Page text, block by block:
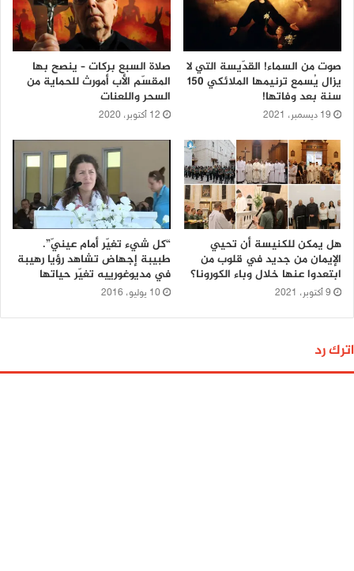
صوت من السماء! القدّيسة التي لا
يزال يُسمع ترنيمها الملائكي 150
سنة بعد وفاتها!
19 ديسمبر، 2021
صلاة السبع بركات – ينصح بها
المقسّم الأب أمورث للحماية من
السحر واللعنات
12 أكتوبر، 2020
هل يمكن للكنيسة أن تحيي
الإيمان من جديد في قلوب من
ابتعدوا عنها خلال وباء الكورونا؟
9 أكتوبر، 2021
“كل شيء تغيّر أمام عينيّ”.
طبيبة إجهاض تشاهد رؤيا رهيبة
في مديوغورييه تغيّر حياتها
10 يوليو، 2016
اترك رد